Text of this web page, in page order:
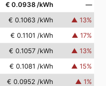
€ 0.0938 /kWh
—
€ 0.1063 /kWh ▲ 13%
€ 0.1101 /kWh ▲ 17%
€ 0.1057 /kWh ▲ 13%
€ 0.1081 /kWh ▲ 15%
€ 0.0952 /kWh ▲ 1%